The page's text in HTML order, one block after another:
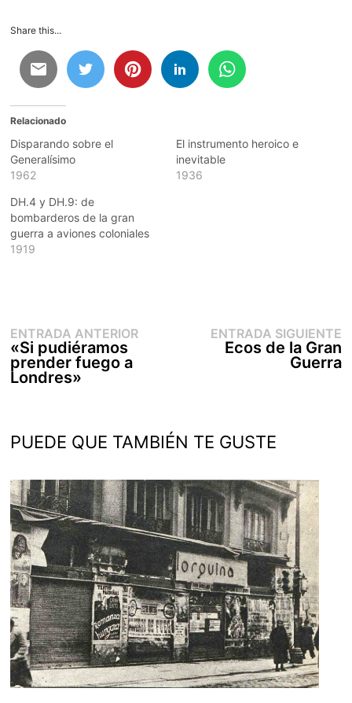
Share this...
Relacionado
Disparando sobre el
Generalísimo
1962
El instrumento heroico e
inevitable
1936
DH.4 y DH.9: de
bombarderos de la gran
guerra a aviones coloniales
1919
Navegación
de
entradas
ENTRADA ANTERIOREntrada
«Si pudiéramos
prender fuego a
Londres»
ENTRADA SIGUIENTE
Ecos de la Gran
Guerra
PUEDE QUE TAMBIÉN TE GUSTE